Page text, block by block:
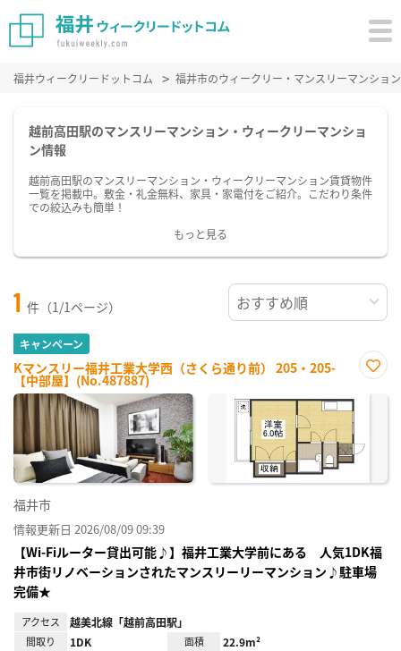
福井ウィークリードットコム 福井市のウィークリー・マンスリーマンショ
越前高田駅のマンスリーマンション・ウィークリーマンショ
ン情報
越前高田駅のマンスリーマンション・ウィークリーマンション賃貸物件
一覧を掲載中。敷金・礼金無料、家具・家電付をご紹介。こだわり条件
での絞込みも簡単！
もっと見る
1 件（1/1ページ）
キャンペーン
Kマンスリー福井工業大学西（さくら通り前） 205・205-
【中部屋】(No.487887)
に入
福井市
情報更新日 2026/08/09 09:39
【Wi-Fiルーター貸出可能♪】福井工業大学前にある 人気1DK福
井市街リノベーションされたマンスリーリーマンション♪駐車場
完備★
アクセス 越美北線「越前高田駅」
間取り 1DK 面積 22.9m²